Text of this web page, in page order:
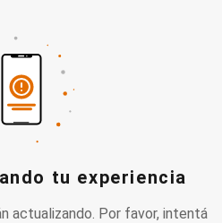
tu experiencia
actualizando. Por favor, intentá